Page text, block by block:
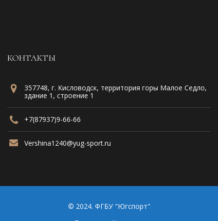
КОНТАКТЫ
357748, г. Кисловодск, территория горы Малое Седло,
здание 1, строение 1
+7(87937)9-66-66
Vershina1240@yug-sport.ru
© 2024. ФГБУ "Югспорт"